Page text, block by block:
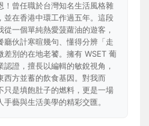
！曾任職於台灣知名生活風格雜
並在香港中環工作過五年。這段
從一個單純熱愛菠蘿油的遊客，
廳伙計寒暄幾句、懂得分辨「走
差別的在地老饕。擁有 WSET 葡
認證，擅長以編輯的敏銳視角，
西方並蓄的飲食基因。對我而
只是填飽肚子的燃料，更是一場
藝與生活美學的精彩交匯。